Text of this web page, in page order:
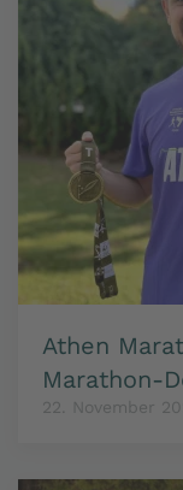
Athen
Marathon-
22. November